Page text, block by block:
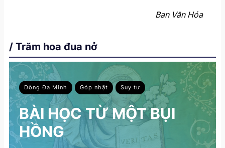
Ban Văn Hóa
/ Trăm hoa đua nở
Dòng Đa Minh Góp nhặt Suy tư
BÀI HỌC TỪ MỘT BỤI
HỒNG